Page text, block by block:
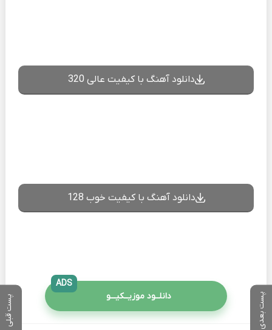
پست بعدی پست قبلی
دانلود آهنگ با کیفیت عالی 320
دانلود آهنگ با کیفیت خوب 128
دانلــود موزیــکیـــو
ADS